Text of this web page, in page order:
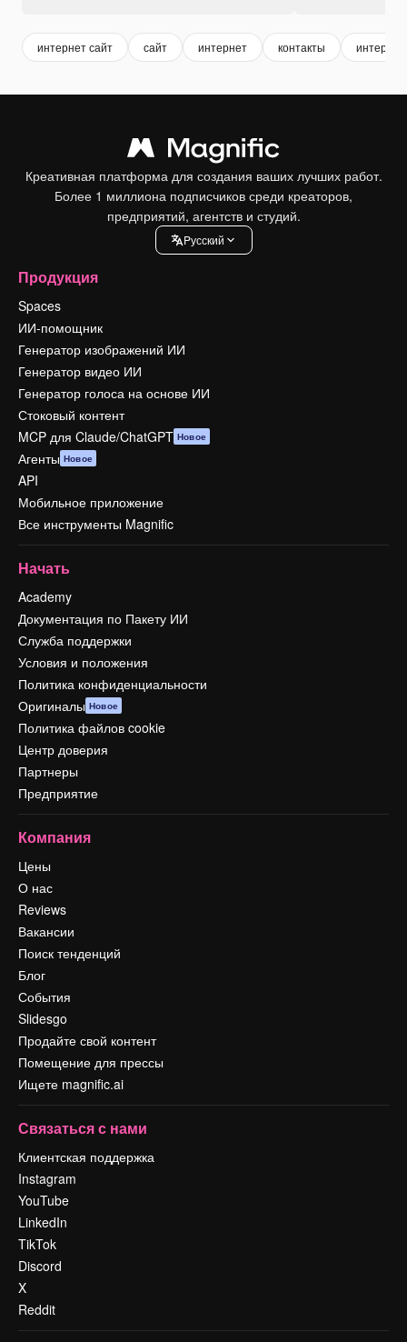
интернет сайт сайт интернет контакты
Креативная платформа для создания ваших лучших работ.
Более 1 миллиона подписчиков среди креаторов,
предприятий, агентств и студий.
Pусский
Продукция
Spaces
ИИ-помощник
Генератор изображений ИИ
Генератор видео ИИ
Генератор голоса на основе ИИ
Стоковый контент
MCP для Claude/ChatGPT Новое
Агенты Новое
API
Мобильное приложение
Все инструменты Magnific
Начать
Academy
Документация по Пакету ИИ
Служба поддержки
Условия и положения
Политика конфиденциальности
Оригиналы Новое
Политика файлов cookie
Центр доверия
Партнеры
Предприятие
Компания
Цены
О нас
Reviews
Вакансии
Поиск тенденций
Блог
События
Slidesgo
Продайте свой контент
Помещение для прессы
Ищете magnific.ai
Связаться с нами
Клиентская поддержка
Instagram
YouTube
LinkedIn
TikTok
Discord
X
Reddit